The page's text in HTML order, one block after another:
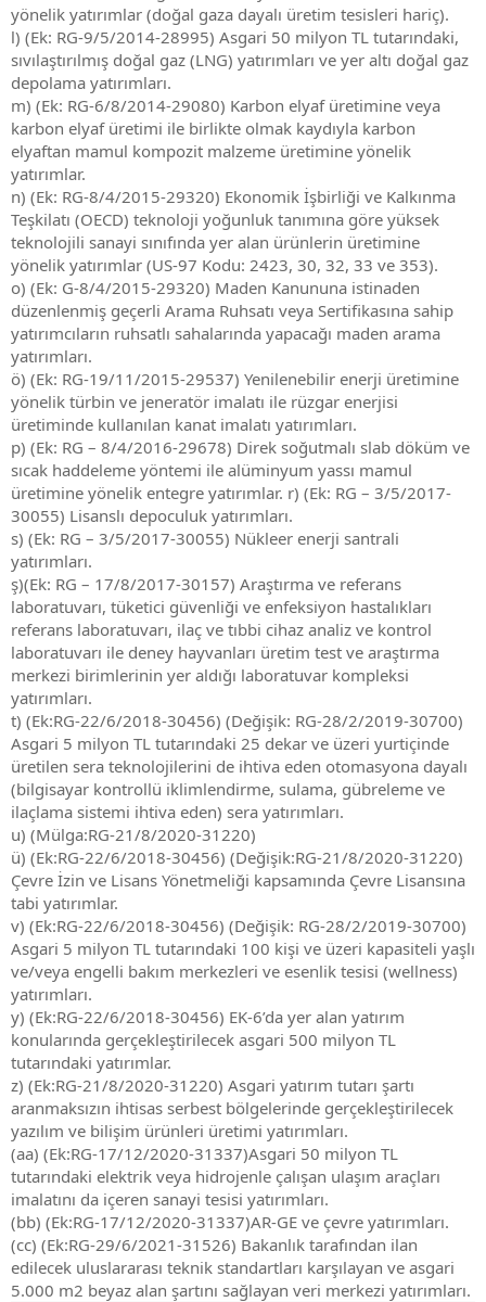
yönelik yatırımlar (doğal gaza dayalı üretim tesisleri hariç).
l) (Ek: RG-9/5/2014-28995) Asgari 50 milyon TL tutarındaki,
sıvılaştırılmış doğal gaz (LNG) yatırımları ve yer altı doğal gaz
depolama yatırımları.
m) (Ek: RG-6/8/2014-29080) Karbon elyaf üretimine veya
karbon elyaf üretimi ile birlikte olmak kaydıyla karbon
elyaftan mamul kompozit malzeme üretimine yönelik
yatırımlar.
n) (Ek: RG-8/4/2015-29320) Ekonomik İşbirliği ve Kalkınma
Teşkilatı (OECD) teknoloji yoğunluk tanımına göre yüksek
teknolojili sanayi sınıfında yer alan ürünlerin üretimine
yönelik yatırımlar (US-97 Kodu: 2423, 30, 32, 33 ve 353).
o) (Ek: G-8/4/2015-29320) Maden Kanununa istinaden
düzenlenmiş geçerli Arama Ruhsatı veya Sertifikasına sahip
yatırımcıların ruhsatlı sahalarında yapacağı maden arama
yatırımları.
ö) (Ek: RG-19/11/2015-29537) Yenilenebilir enerji üretimine
yönelik türbin ve jeneratör imalatı ile rüzgar enerjisi
üretiminde kullanılan kanat imalatı yatırımları.
p) (Ek: RG – 8/4/2016-29678) Direk soğutmalı slab döküm ve
sıcak haddeleme yöntemi ile alüminyum yassı mamul
üretimine yönelik entegre yatırımlar. r) (Ek: RG – 3/5/2017-
30055) Lisanslı depoculuk yatırımları.
s) (Ek: RG – 3/5/2017-30055) Nükleer enerji santrali
yatırımları.
ş)(Ek: RG – 17/8/2017-30157) Araştırma ve referans
laboratuvarı, tüketici güvenliği ve enfeksiyon hastalıkları
referans laboratuvarı, ilaç ve tıbbi cihaz analiz ve kontrol
laboratuvarı ile deney hayvanları üretim test ve araştırma
merkezi birimlerinin yer aldığı laboratuvar kompleksi
yatırımları.
t) (Ek:RG-22/6/2018-30456) (Değişik: RG-28/2/2019-30700)
Asgari 5 milyon TL tutarındaki 25 dekar ve üzeri yurtiçinde
üretilen sera teknolojilerini de ihtiva eden otomasyona dayalı
(bilgisayar kontrollü iklimlendirme, sulama, gübreleme ve
ilaçlama sistemi ihtiva eden) sera yatırımları.
u) (Mülga:RG-21/8/2020-31220)
ü) (Ek:RG-22/6/2018-30456) (Değişik:RG-21/8/2020-31220)
Çevre İzin ve Lisans Yönetmeliği kapsamında Çevre Lisansına
tabi yatırımlar.
v) (Ek:RG-22/6/2018-30456) (Değişik: RG-28/2/2019-30700)
Asgari 5 milyon TL tutarındaki 100 kişi ve üzeri kapasiteli yaşlı
ve/veya engelli bakım merkezleri ve esenlik tesisi (wellness)
yatırımları.
y) (Ek:RG-22/6/2018-30456) EK-6’da yer alan yatırım
konularında gerçekleştirilecek asgari 500 milyon TL
tutarındaki yatırımlar.
z) (Ek:RG-21/8/2020-31220) Asgari yatırım tutarı şartı
aranmaksızın ihtisas serbest bölgelerinde gerçekleştirilecek
yazılım ve bilişim ürünleri üretimi yatırımları.
(aa) (Ek:RG-17/12/2020-31337)Asgari 50 milyon TL
tutarındaki elektrik veya hidrojenle çalışan ulaşım araçları
imalatını da içeren sanayi tesisi yatırımları.
(bb) (Ek:RG-17/12/2020-31337)AR-GE ve çevre yatırımları.
(cc) (Ek:RG-29/6/2021-31526) Bakanlık tarafından ilan
edilecek uluslararası teknik standartları karşılayan ve asgari
5.000 m2 beyaz alan şartını sağlayan veri merkezi yatırımları.